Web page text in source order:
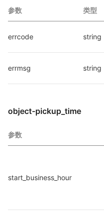
参数 类型
errcode string
errmsg string
object-pickup_time
参数
start_business_hour